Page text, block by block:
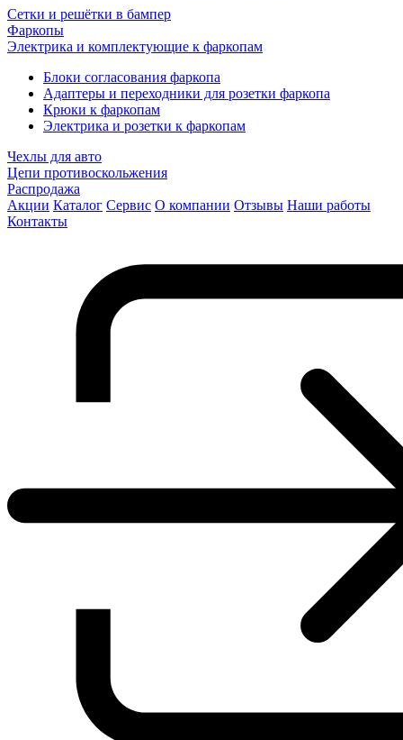
Сетки и решётки в бампер
Фаркопы
Электрика и комплектующие к фаркопам
Блоки согласования фаркопа
Адаптеры и переходники для розетки фаркопа
Крюки к фаркопам
Электрика и розетки к фаркопам
Чехлы для авто
Цепи противоскольжения
Распродажа
Акции Каталог Сервис О компании Отзывы Наши работы
Контакты